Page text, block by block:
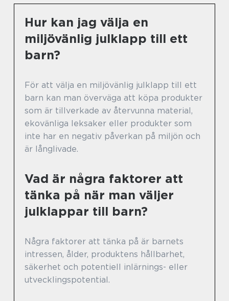
Hur kan jag välja en
miljövänlig julklapp till ett
barn?
För att välja en miljövänlig julklapp till ett
barn kan man överväga att köpa produkter
som är tillverkade av återvunna material,
ekovänliga leksaker eller produkter som
inte har en negativ påverkan på miljön och
är långlivade.
Vad är några faktorer att
tänka på när man väljer
julklappar till barn?
Några faktorer att tänka på är barnets
intressen, ålder, produktens hållbarhet,
säkerhet och potentiell inlärnings- eller
utvecklingspotential.